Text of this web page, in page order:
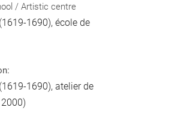
/ Artistic centre
(1619-1690), école de
(1619-1690), atelier de